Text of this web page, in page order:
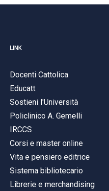
LINK
Docenti Cattolica
Educatt
Sostieni l'Università
Policlinico A. Gemelli
IRCCS
Corsi e master online
Vita e pensiero editrice
Sistema bibliotecario
Librerie e merchandising